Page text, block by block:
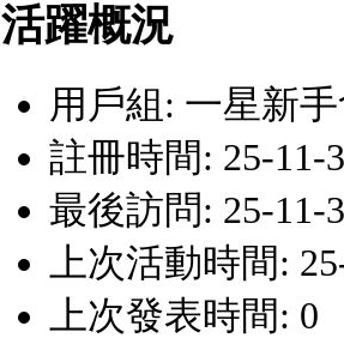
活躍概況
用戶組: 一星新
註冊時間: 25-11-
最後訪問: 25-11-
上次活動時間:
上次發表時間: 0